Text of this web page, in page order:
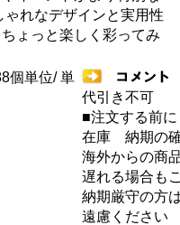
ゃれなデザインと実用性
ょっと楽しく彩ってみ
個単位/ 単
代引き不可
■注文する前に
在庫 納期の
海外からの商
遅れる場合も
納期厳守の方
遠慮ください